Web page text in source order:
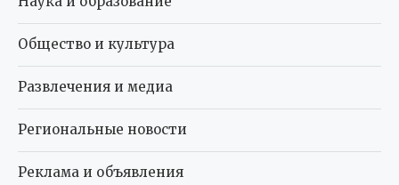
Общество и культура
Развлечения и медиа
Региональные новости
Реклама и объявления